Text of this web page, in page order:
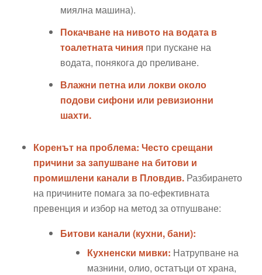
миялна машина).
Покачване на нивото на водата в
тоалетната чинияпри пускане на
водата, понякога до преливане.
Влажни петна или локви около
подови сифони или ревизионни
шахти.
Коренът на проблема: Често срещани
причини за запушване на битови и
промишлени канали в Пловдив.Разбирането
на причините помага за по-ефективната
превенция и избор на метод за отпушване:
Битови канали (кухни, бани):
Кухненски мивки: Натрупване на
мазнини, олио, остатъци от храна,